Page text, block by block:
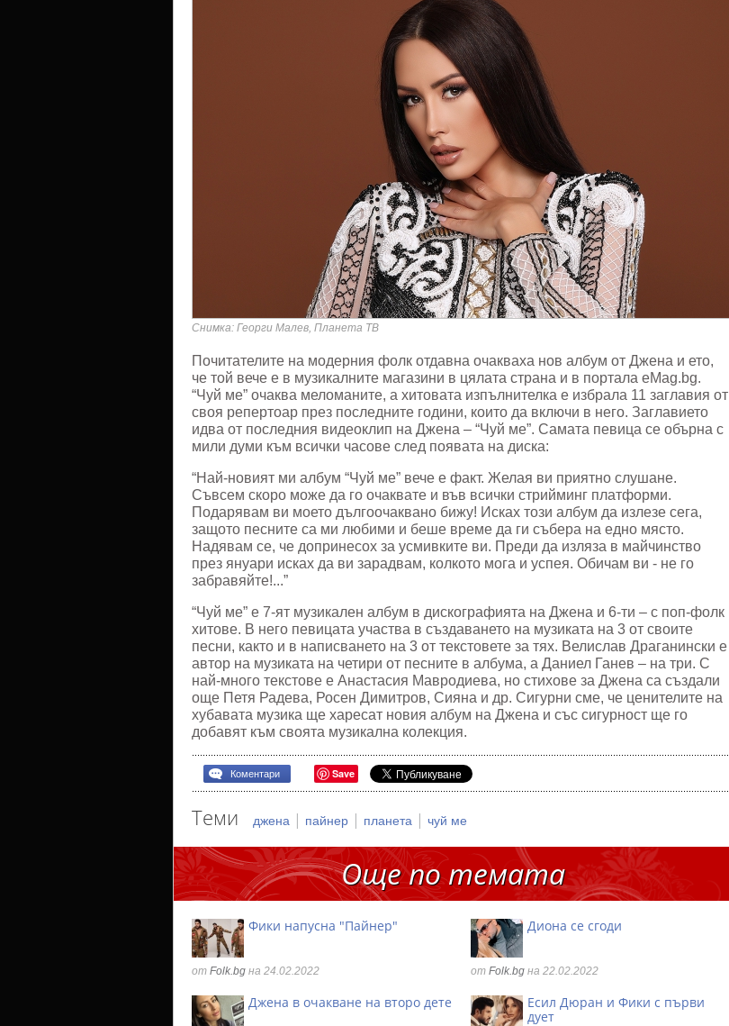
Снимка: Георги Малев, Планета ТВ
Почитателите на модерния фолк отдавна очакваха нов албум от Джена и ето,
че той вече е в музикалните магазини в цялата страна и в портала eMag.bg.
“Чуй ме” очаква меломаните, а хитовата изпълнителка е избрала 11 заглавия от
своя репертоар през последните години, които да включи в него. Заглавието
идва от последния видеоклип на Джена – “Чуй ме”. Самата певица се обърна с
мили думи към всички часове след появата на диска:
“Най-новият ми албум “Чуй ме” вече е факт. Желая ви приятно слушане.
Съвсем скоро може да го очаквате и във всички стрийминг платформи.
Подарявам ви моето дългоочаквано бижу! Исках този албум да излезе сега,
защото песните са ми любими и беше време да ги събера на едно място.
Надявам се, че допринесох за усмивките ви. Преди да изляза в майчинство
през януари исках да ви зарадвам, колкото мога и успея. Обичам ви - не го
забравяйте!...”
“Чуй ме” е 7-ят музикален албум в дискографията на Джена и 6-ти – с поп-фолк
хитове. В него певицата участва в създаването на музиката на 3 от своите
песни, както и в написването на 3 от текстовете за тях. Велислав Драганински е
автор на музиката на четири от песните в албума, а Даниел Ганев – на три. С
най-много текстове е Анастасия Мавродиева, но стихове за Джена са създали
още Петя Радева, Росен Димитров, Сияна и др. Сигурни сме, че ценителите на
хубавата музика ще харесат новия албум на Джена и със сигурност ще го
добавят към своята музикална колекция.
Коментари Save
Теми джена | пайнер | планета | чуй ме
Още по темата
Фики напусна "Пайнер"
от Folk.bg на 24.02.2022
Диона се сгоди
от Folk.bg на 22.02.2022
Джена в очакване на второ дете
Есил Дюран и Фики с първи
дует